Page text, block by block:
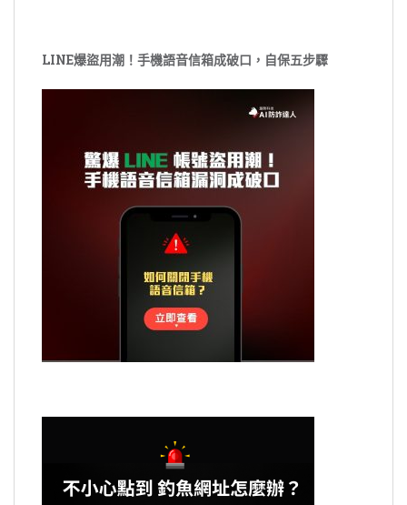
LINE爆盜用潮！手機語音信箱成破口，自保五步驟